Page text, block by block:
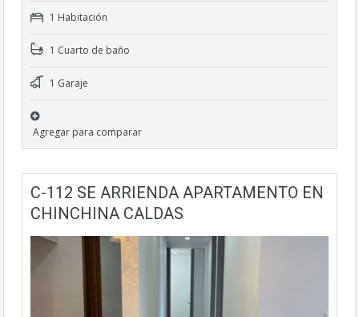
1 Habitación
1 Cuarto de baño
1 Garaje
Agregar para comparar
C-112 SE ARRIENDA APARTAMENTO EN
CHINCHINA CALDAS